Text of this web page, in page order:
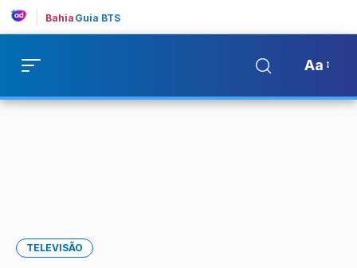
Bahia Guia BTS
Aa
TELEVISÃO